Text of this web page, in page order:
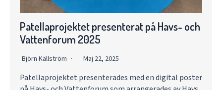
Patellaprojektet presenterat på Havs- och
Vattenforum 2025
Björn Källström Maj 22, 2025
Patellaprojektet presenterades med en digital poster